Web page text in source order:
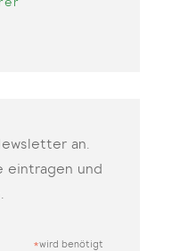
an.
eintragen und
wird benötigt